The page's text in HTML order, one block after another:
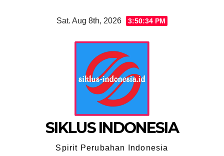
Sat. Aug 8th, 2026 3:50:35 PM
SIKLUS INDONESIA
Spirit Perubahan Indonesia